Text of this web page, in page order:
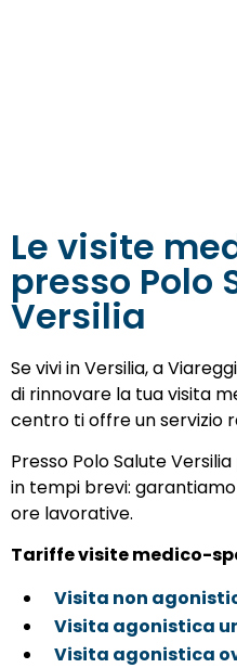
Le visite
presso Polo
Versilia
Se vivi in Versilia, a
di rinnovare la tua visita
centro ti offre un servizio
Presso Polo Salute
in tempi brevi:
ore lavorative.
Tariffe visite medico-
Visita non
Visita agonistica
Visita agonistica